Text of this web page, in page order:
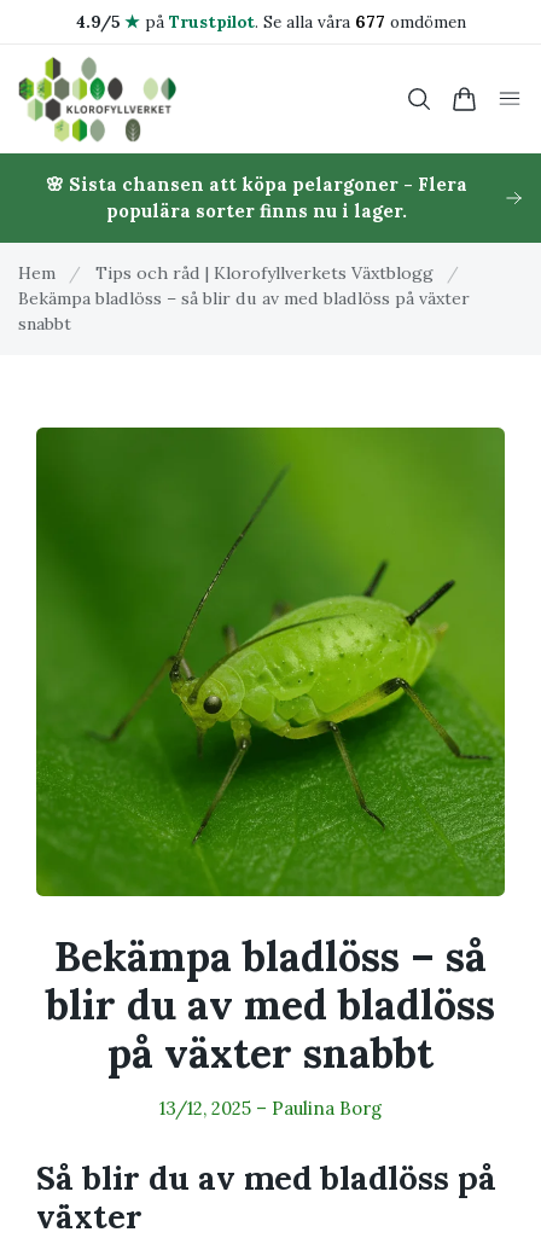
4.9/5 ★på Trustpilot. Se alla våra 677 omdömen
🌸 Sista chansen att köpa pelargoner - Flera
populära sorter finns nu i lager.
Hem / Tips och råd | Klorofyllverkets Växtblogg
/
Bekämpa bladlöss – så blir du av med bladlöss på växter
snabbt
Bekämpa bladlöss – så
blir du av med bladlöss
på växter snabbt
13/12, 2025 – Paulina Borg
Så blir du av med bladlöss på
växter